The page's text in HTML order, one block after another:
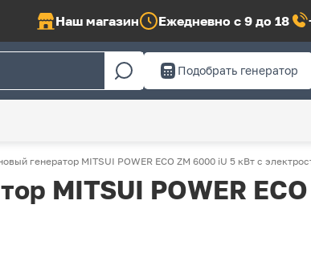
Наш магазин Ежедневно с 9 до 18
Подобрать генератор
генератор MITSUI POWER ECO ZM 6000 iU 5 кВт с
MITSUI POWER